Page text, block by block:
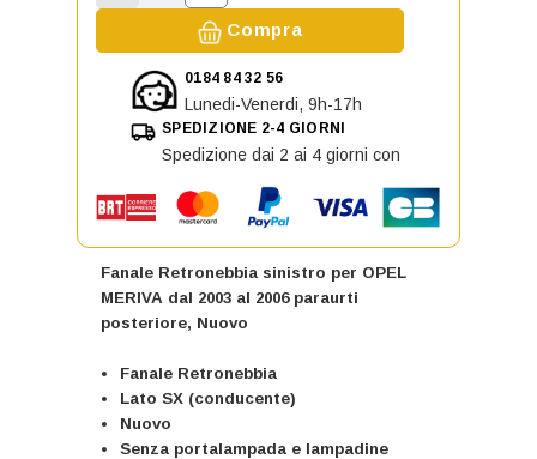
Fanale Retronebbia sinistro per OPEL
MERIVA dal 2003 al 2006 paraurti
posteriore, Nuovo
Fanale Retronebbia
Lato SX (conducente)
Nuovo
Senza portalampada e lampadine
Diminuisci la quantità di Fanale
Aumenta la quantità di Fanale
Compra
0184 84 32 56
Lunedi-Venerdi, 9h-17h
SPEDIZIONE 2-4 GIORNI
Spedizione dai 2 ai 4 giorni con